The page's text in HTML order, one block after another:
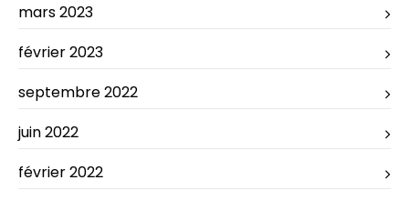
mars 2023
février 2023
septembre 2022
juin 2022
février 2022